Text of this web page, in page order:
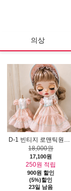
의상
D-1 빈티지 로맨틱원피스 세트 (브라이스, 란도우도우, 쿠쿠클라라, 루루코, 1/6사이즈) AJM0806
18,000원
17,100원
250원 적립
900원 할인
(5%)할인
23일 남음